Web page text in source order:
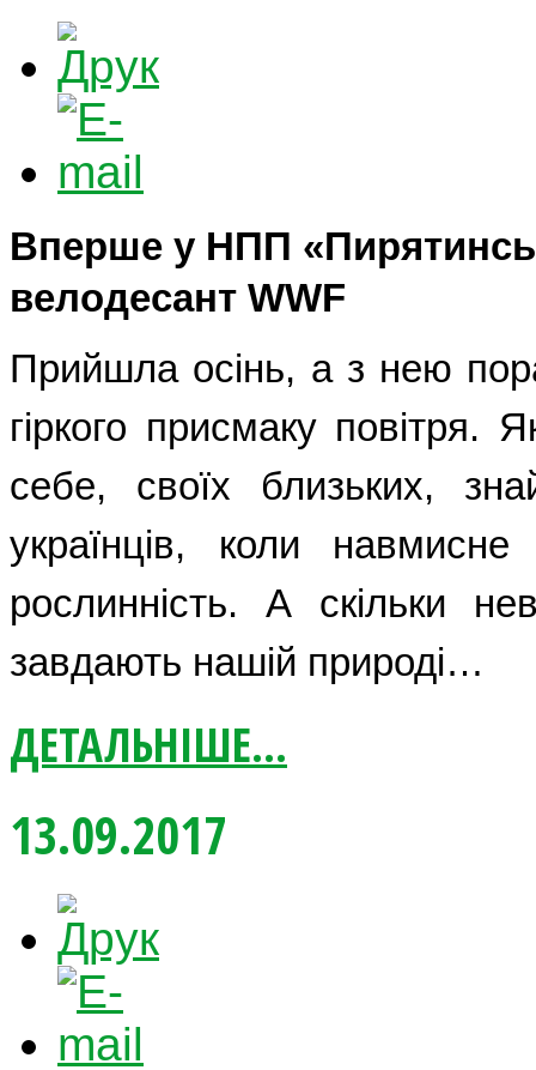
Вперше у НПП
велодесант WWF
Прийшла осінь, а з нею
гіркого присмаку повітря.
себе, своїх близьких,
українців, коли
рослинність. А скільки
завдають нашій природі…
ДЕТАЛЬНІШЕ...
13.09.2017